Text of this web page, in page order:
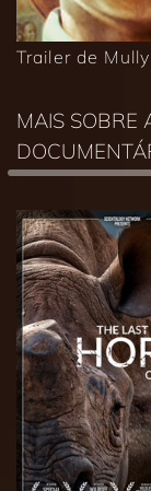
Trailer de Mully
MAIS SOBRE